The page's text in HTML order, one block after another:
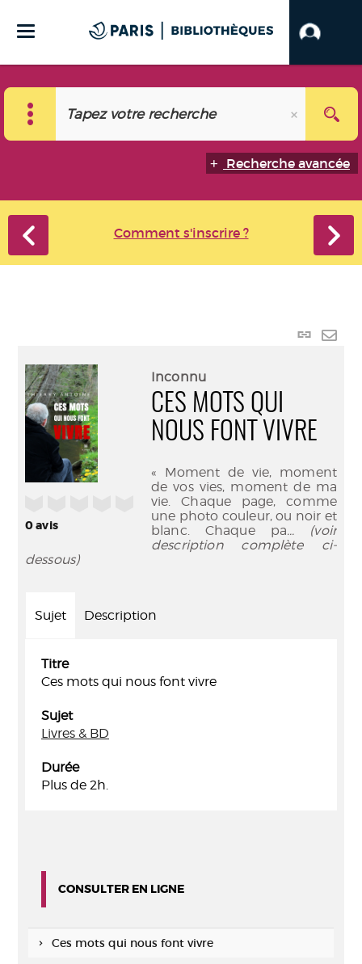
Recherche avancée
Comment s'inscrire ?
Lien
0avis
Inconnu
CES MOTS QUI
NOUS FONT VIVRE
« Moment de vie, moment
de vos vies, moment de ma
vie. Chaque page, comme
une photo couleur, ou noir et
blanc. Chaque pa... (voir
description complète ci-
dessous)
Sujet Description
Titre
Ces mots qui nous font vivre
Sujet
Livres & BD
Durée
Plus de 2h.
CONSULTER EN LIGNE
Ces mots qui nous font vivre